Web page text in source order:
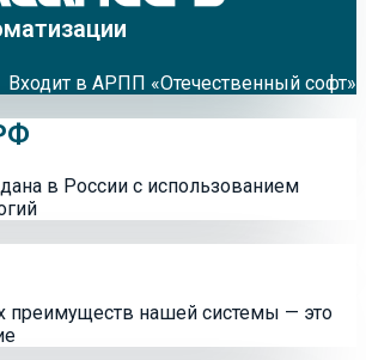
Входит в АРПП «Отечественный софт»
в России с использованием
преимуществ нашей системы — это